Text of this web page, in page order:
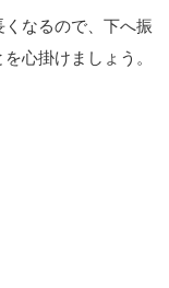
なるので、下へ振
心掛けましょう。